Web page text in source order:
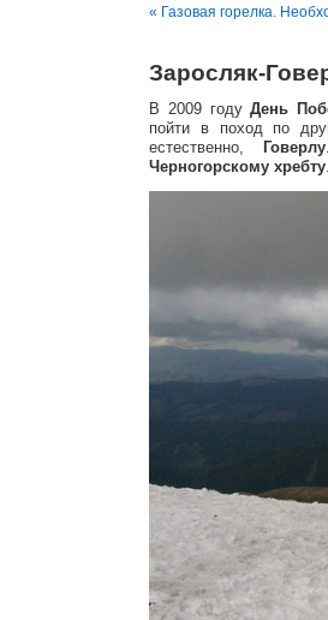
« Газовая горелка.
Заросляк-
В 2009 годуДень
пойти в поход по
естественно,
Говерлу
Черногорскому хребту